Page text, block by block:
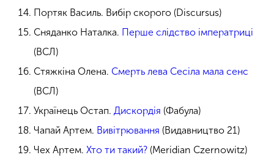
Портяк Василь. Вибір скорого (Discursus)
Сняданко Наталка. Перше слідство імператриці
(ВСЛ)
Стяжкіна Олена. Смерть лева Сесіла мала сенс
(ВСЛ)
Українець Остап. Дискордія (Фабула)
Чапай Артем. Вивітрювання (Видавництво 21)
Чех Артем. Хто ти такий? (Meridian Czernowitz)